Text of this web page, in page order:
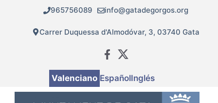
contingut
965756089 info@gatadegorgos.org
Carrer Duquessa d'Almodóvar, 3, 03740 Gata
Valenciano EspañolInglés